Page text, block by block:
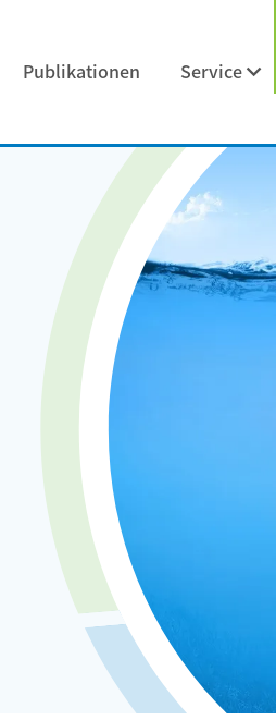
Publikationen Service